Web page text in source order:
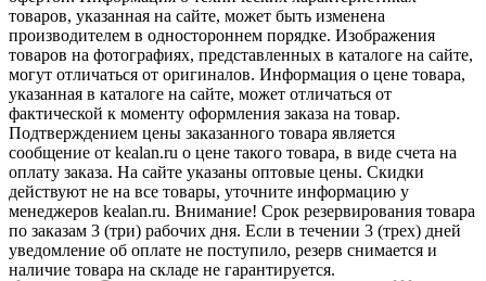
товаров, указанная на сайте, может быть изменена
производителем в одностороннем порядке. Изображения
товаров на фотографиях, представленных в каталоге на сайте,
могут отличаться от оригиналов. Информация о цене товара,
указанная в каталоге на сайте, может отличаться от
фактической к моменту оформления заказа на товар.
Подтверждением цены заказанного товара является
сообщение от kealan.ru о цене такого товара, в виде счета на
оплату заказа. На сайте указаны оптовые цены. Скидки
действуют не на все товары, уточните информацию у
менеджеров kealan.ru. Внимание! Срок резервирования товара
по заказам 3 (три) рабочих дня. Если в течении 3 (трех) дней
уведомление об оплате не поступило, резерв снимается и
наличие товара на складе не гарантируется.